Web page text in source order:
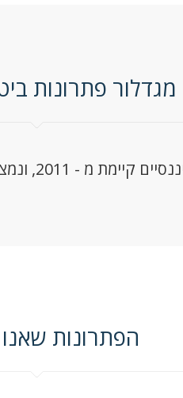
מגדלור פתרונות
של רומן נתנאל סוכנות לביטוח.
הפתרונות